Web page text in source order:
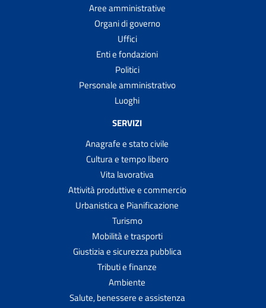
Aree amministrative
Organi di governo
Uffici
Enti e fondazioni
Politici
Personale amministrativo
Luoghi
SERVIZI
Anagrafe e stato civile
Cultura e tempo libero
Vita lavorativa
Attività produttive e commercio
Urbanistica e Pianificazione
Turismo
Mobilità e trasporti
Giustizia e sicurezza pubblica
Tributi e finanze
Ambiente
Salute, benessere e assistenza